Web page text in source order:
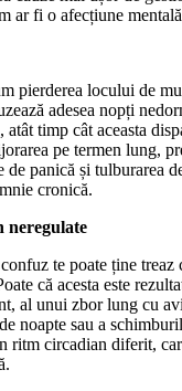
ar fi o afecțiune
pierderea locului de
adesea nopți
atât timp cât aceasta
pe termen lung,
de panică și tulburarea
cronică.
neregulate
te poate ține treaz
că acesta este
al unui zbor lung cu
noapte sau a
ritm circadian diferit,